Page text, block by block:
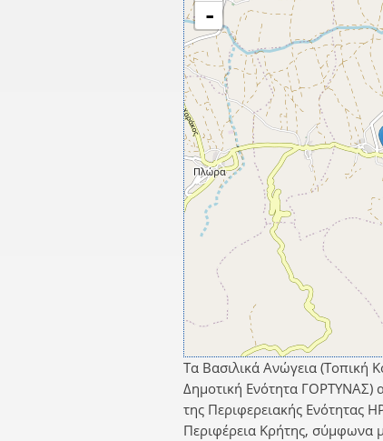
-
Τα Βασιλικά Ανώγεια (Τοπική
Δημοτική Ενότητα
της Περιφερειακής Ενότητας
Περιφέρεια Κρήτης, σύμφωνα